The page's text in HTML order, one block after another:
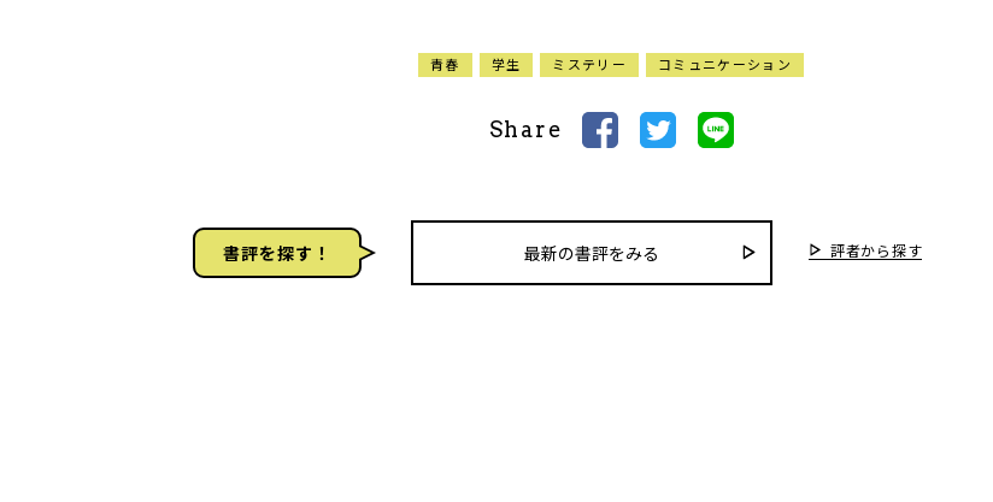
青春 学生 ミステリー コミュニケーション
Share
書評を探す！ 最新の書評をみる 評者から探す